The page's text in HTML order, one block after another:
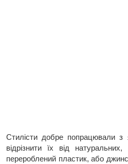
Стилісти добре попрацювали з
відрізнити їх від
перероблений пластик, або